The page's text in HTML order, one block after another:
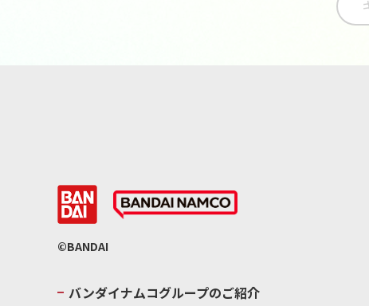
©BANDAI
バンダイナムコグループのご紹介